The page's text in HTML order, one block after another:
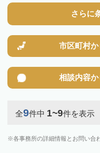
さらに
市区町村か
相談内容か
全9件中 1~9件を表示
各事務所の詳細情報とお問い合